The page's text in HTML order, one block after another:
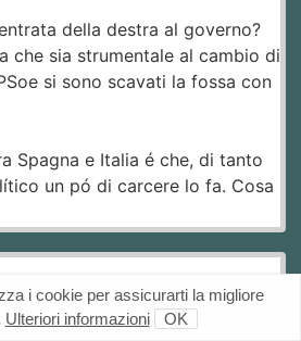
della destra al governo?
che sia strumentale al cambio di
si sono scavati la fossa con
Spagna e Italia é che, di tanto
un pó di carcere lo fa. Cosa
i cookie per assicurarti la migliore
Ulteriori informazioni OK